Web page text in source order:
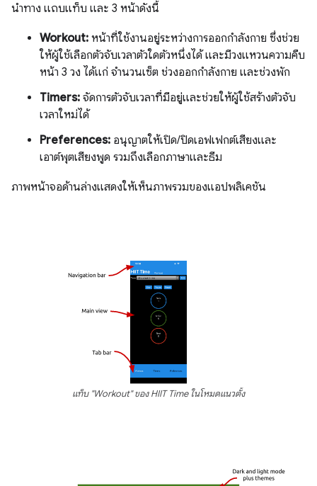
นำทาง แถบแท็บ และ 3 หน้าดังนี้
Workout: หน้าที่ใช้งานอยู่ระหว่างการออกกำลังกาย ซึ่งช่วย
ให้ผู้ใช้เลือกตัวจับเวลาตัวใดตัวหนึ่งได้ และมีวงแหวนความคืบ
หน้า 3 วง ได้แก่ จำนวนเซ็ต ช่วงออกกำลังกาย และช่วงพัก
Timers: จัดการตัวจับเวลาที่มีอยู่และช่วยให้ผู้ใช้สร้างตัวจับ
เวลาใหม่ได้
Preferences: อนุญาตให้เปิด/ปิดเอฟเฟกต์เสียงและ
เอาต์พุตเสียงพูด รวมถึงเลือกภาษาและธีม
ภาพหน้าจอด้านล่างแสดงให้เห็นภาพรวมของแอปพลิเคชัน
แท็บ "Workout" ของ HIIT Time ในโหมดแนวตั้ง